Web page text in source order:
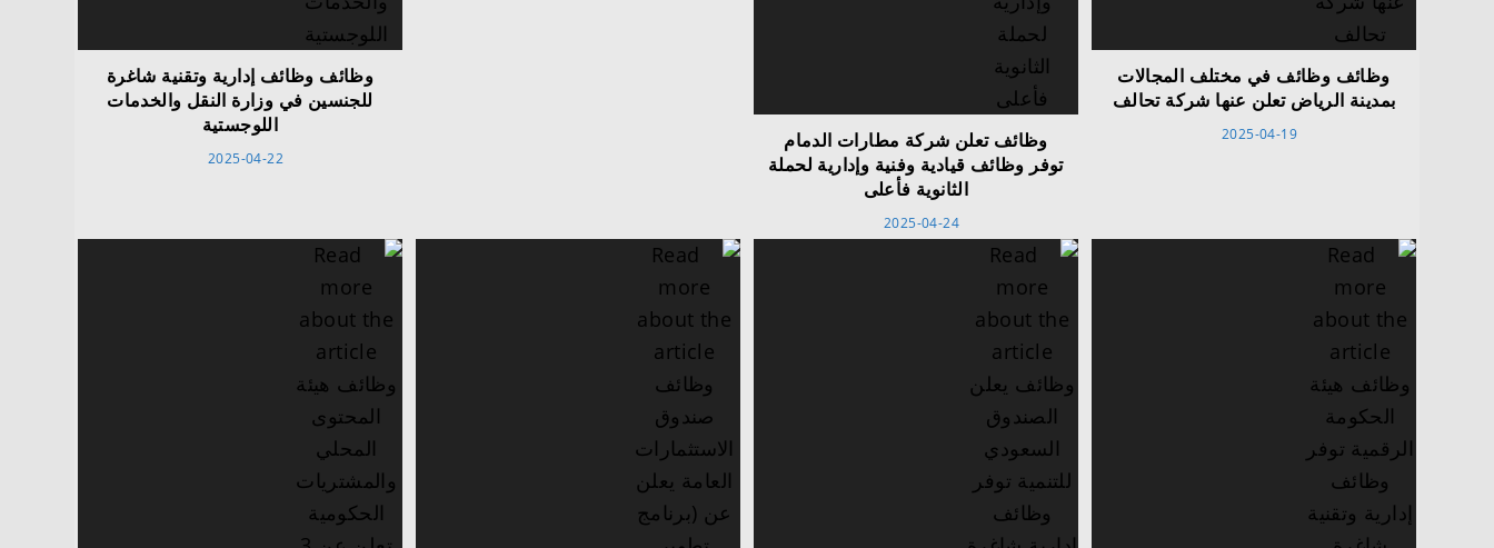
وظائف وظائف إدارية وتقنية شاغرة
للجنسين في وزارة النقل والخدمات
اللوجستية
2025-04-22
وظائف تعلن شركة مطارات الدمام
توفر وظائف قيادية وفنية وإدارية لحملة
الثانوية فأعلى
2025-04-24
وظائف وظائف في مختلف المجالات
بمدينة الرياض تعلن عنها شركة تحالف
2025-04-19